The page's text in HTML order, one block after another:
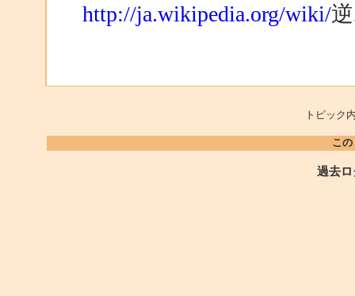
http://ja.wikipedia.org/wiki/
トピッ
こ
過去